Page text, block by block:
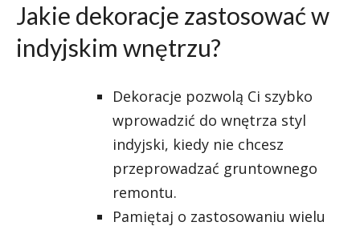
Jakie dekoracje zastosować w
indyjskim wnętrzu?
Dekoracje pozwolą Ci szybko
wprowadzić do wnętrza styl
indyjski, kiedy nie chcesz
przeprowadzać gruntownego
remontu.
Pamiętaj o zastosowaniu wielu